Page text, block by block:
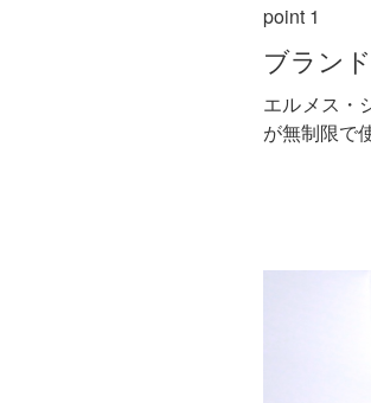
point 1
ブラン
エルメス・
が無制限で